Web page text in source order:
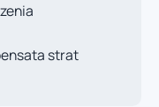
strat